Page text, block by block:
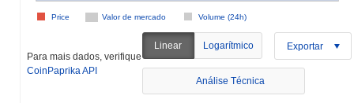
Valor de mercado Volume (24h)
Price
Para mais dados, verifique
CoinPaprika API
Linear Logarítmico Exportar
Análise Técnica